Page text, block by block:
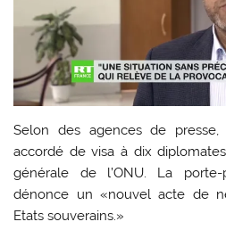
Selon des agences de presse,
accordé de visa à dix
générale de l’ONU. La
dénonce un «nouvel acte de
Etats souverains.»